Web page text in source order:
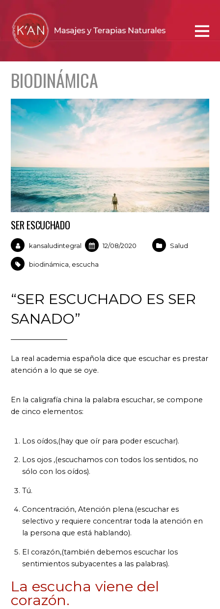
BIODINÁMICA
SER ESCUCHADO
kansaludintegral 12/08/2020 Salud
biodinámica escucha
“SER ESCUCHADO ES SER
SANADO”
La real academia española dice que escuchar es prestar
atención a lo que se oye.
En la caligrafía china la palabra escuchar, se compone
de cinco elementos:
Los oídos,(hay que oír para poder escuchar).
Los ojos ,(escuchamos con todos los sentidos, no
sólo con los oídos).
Tú.
Concentración, Atención plena.(escuchar es
selectivo y requiere concentrar toda la atención en
la persona que está hablando).
El corazón,(también debemos escuchar los
sentimientos subyacentes a las palabras).
La escucha viene del
corazón.